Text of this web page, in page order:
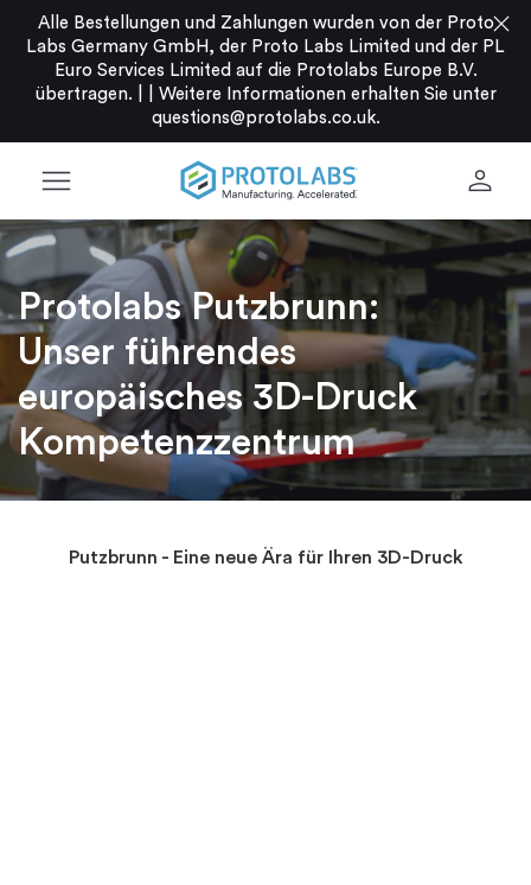
Alle Bestellungen und Zahlungen wurden von der Proto
Labs Germany GmbH, der Proto Labs Limited und der PL
Euro Services Limited auf die Protolabs Europe B.V.
übertragen. |
Weitere Informationen erhalten Sie unter
questions@protolabs.co.uk.
close
menu person
Protolabs Putzbrunn:
Unser führendes
europäisches 3D-Druck
Kompetenzzentrum
Putzbrunn - Eine neue Ära für Ihren 3D-Druck